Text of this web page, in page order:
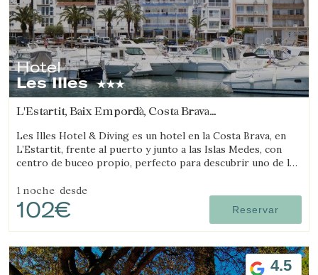
Hotel
Les Illes
L'Estartit, Baix Empordà, Costa Brava
Les Illes Hotel & Diving es un hotel en la Costa Brava, en
L’Estartit, frente al puerto y junto a las Islas Medes, con
centro de buceo propio, perfecto para descubrir uno de los
1 noche desde
102€ Reservar
4.5